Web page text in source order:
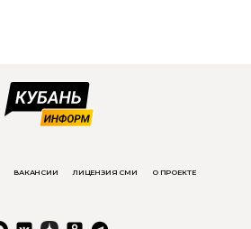
ВАКАНСИИ ЛИЦЕНЗИЯ СМИ О ПРОЕКТЕ